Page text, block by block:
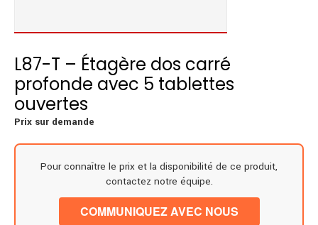
L87-T – Étagère dos carré
profonde avec 5 tablettes
ouvertes
Prix sur demande
Pour connaître le prix et la disponibilité de ce produit,
contactez notre équipe.
COMMUNIQUEZ AVEC NOUS